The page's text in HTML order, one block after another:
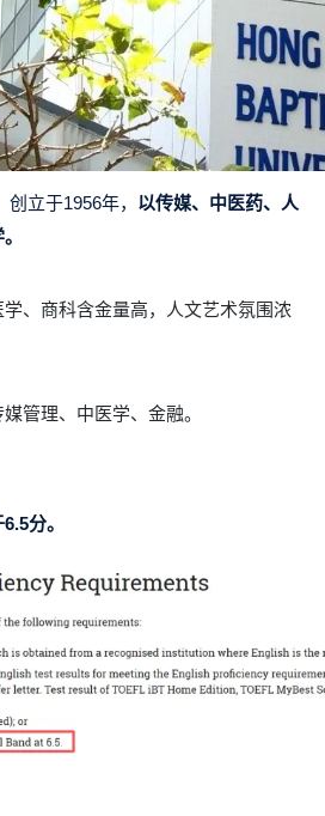
创立于1956年， 以传媒、中医药、人
。
、商科含金量高，人文艺术氛围浓
管理、中医学、金融。
分。